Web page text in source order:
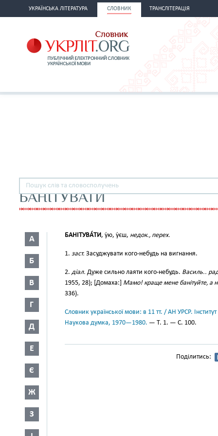
УКРАЇНСЬКА ЛІТЕРАТУРА СЛОВНИК ТРАНСЛІТЕРАЦІЯ
БАНІТУВАТИ
А
Б
В
Г
Д
Е
Є
Ж
З
БАНІТУВА́ТИ, у́ю, у́єш, недок., перех.
1. заст. Засуджувати кого-небудь на вигнання.
2. діал. Дуже сильно лаяти кого-небудь. Василь..
1955, 28); [Домаха:] Мамо! краще мене банітуйте, а
336).
Словник української мови: в 11 тт. / АН УРСР.
Наукова думка, 1970—1980. — Т. 1. — С. 100.
Поділитись: